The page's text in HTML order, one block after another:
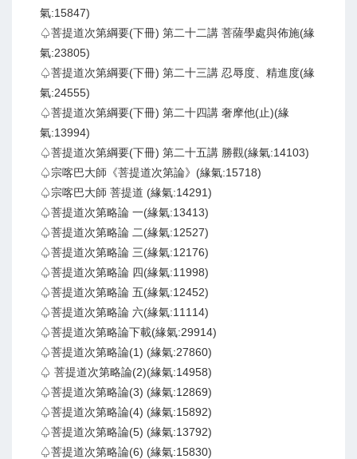
氣:15847)
♤菩提道次第綱要(下冊) 第二十二講 菩薩學處與佈施(緣
氣:23805)
♤菩提道次第綱要(下冊) 第二十三講 忍辱度、精進度(緣
氣:24555)
♤菩提道次第綱要(下冊) 第二十四講 奢摩他(止)(緣
氣:13994)
♤菩提道次第綱要(下冊) 第二十五講 勝觀(緣氣:14103)
♤宗喀巴大師《菩提道次第論》(緣氣:15718)
♤宗喀巴大師 菩提道 (緣氣:14291)
♤菩提道次第略論 一(緣氣:13413)
♤菩提道次第略論 二(緣氣:12527)
♤菩提道次第略論 三(緣氣:12176)
♤菩提道次第略論 四(緣氣:11998)
♤菩提道次第略論 五(緣氣:12452)
♤菩提道次第略論 六(緣氣:11114)
♤菩提道次第略論下載(緣氣:29914)
♤菩提道次第略論(1) (緣氣:27860)
♤ 菩提道次第略論(2)(緣氣:14958)
♤菩提道次第略論(3) (緣氣:12869)
♤菩提道次第略論(4) (緣氣:15892)
♤菩提道次第略論(5) (緣氣:13792)
♤菩提道次第略論(6) (緣氣:15830)